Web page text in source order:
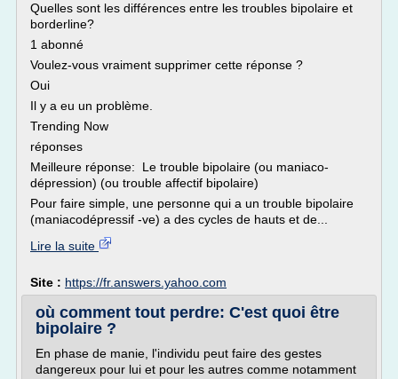
Quelles sont les différences entre les troubles bipolaire et
borderline?
1 abonné
Voulez-vous vraiment supprimer cette réponse ?
Oui
Il y a eu un problème.
Trending Now
réponses
Meilleure réponse: Le trouble bipolaire (ou maniaco-
dépression) (ou trouble affectif bipolaire)
Pour faire simple, une personne qui a un trouble bipolaire
(maniacodépressif -ve) a des cycles de hauts et de...
Lire la suite
Site : https://fr.answers.yahoo.com
où comment tout perdre: C'est quoi être
bipolaire ?
En phase de manie, l'individu peut faire des gestes
dangereux pour lui et pour les autres comme notamment